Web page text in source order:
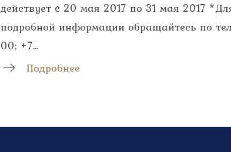
действует c 20 мая 2017 по 31 мая 2017
подробной информации обращайтесь по
00; +7...
Подробнее